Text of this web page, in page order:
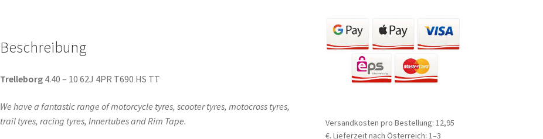
Beschreibung
Trelleborg4.40 – 10 62J 4PR T690 HS TT
We have a fantastic range of motorcycle tyres, scooter tyres, motocross tyres,
trail tyres, racing tyres, Innertubes and Rim Tape.
Versandkosten pro Bestellung: 12,95
€. Lieferzeit nach Österreich: 1–3